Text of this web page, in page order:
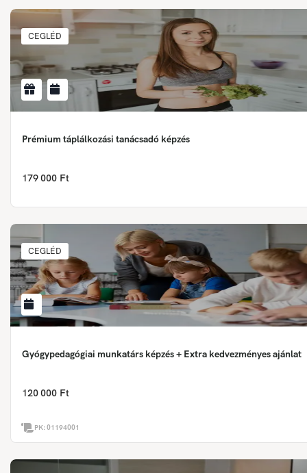
CEGLÉD
Prémium táplálkozási tanácsadó képzés
179 000 Ft
CEGLÉD
Gyógypedagógiai munkatárs képzés + Extra kedvezményes ajánlat
120 000 Ft
PK:01194001